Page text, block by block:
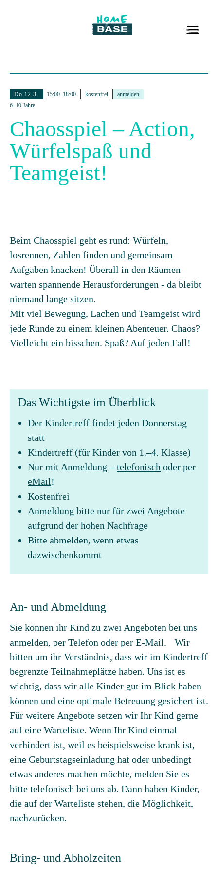
Do 12.3. 15:00–18:00 kostenfrei
anmelden
6–10 Jahre
Chaosspiel – Action,
Würfelspaß und
Teamgeist!
Beim Chaosspiel geht es rund: Würfeln,
losrennen, Zahlen finden und gemeinsam
Aufgaben knacken! Überall in den Räumen
warten spannende Herausforderungen - da bleibt
niemand lange sitzen.
Mit viel Bewegung, Lachen und Teamgeist wird
jede Runde zu einem kleinen Abenteuer. Chaos?
Vielleicht ein bisschen. Spaß? Auf jeden Fall!
Das Wichtigste im Überblick
Der Kindertreff findet jeden Donnerstag
statt
Kindertreff (für Kinder von 1.–4. Klasse)
Nur mit Anmeldung –telefonisch oder per
eMail!
Kostenfrei
Anmeldung bitte nur für zwei Angebote
aufgrund der hohen Nachfrage
Bitte abmelden, wenn etwas
dazwischenkommt
An- und Abmeldung
Sie können ihr Kind zu zwei Angeboten bei uns
anmelden, per Telefon oder per E-Mail. Wir
bitten um ihr Verständnis, dass wir im Kindertreff
begrenzte Teilnahmeplätze haben. Uns ist es
wichtig, dass wir alle Kinder gut im Blick haben
können und eine optimale Betreuung gesichert ist.
Für weitere Angebote setzen wir Ihr Kind gerne
auf eine Warteliste. Wenn Ihr Kind einmal
verhindert ist, weil es beispielsweise krank ist,
eine Geburtstagseinladung hat oder unbedingt
etwas anderes machen möchte, melden Sie es
bitte telefonisch bei uns ab. Dann haben Kinder,
die auf der Warteliste stehen, die Möglichkeit,
nachzurücken.
Bring- und Abholzeiten